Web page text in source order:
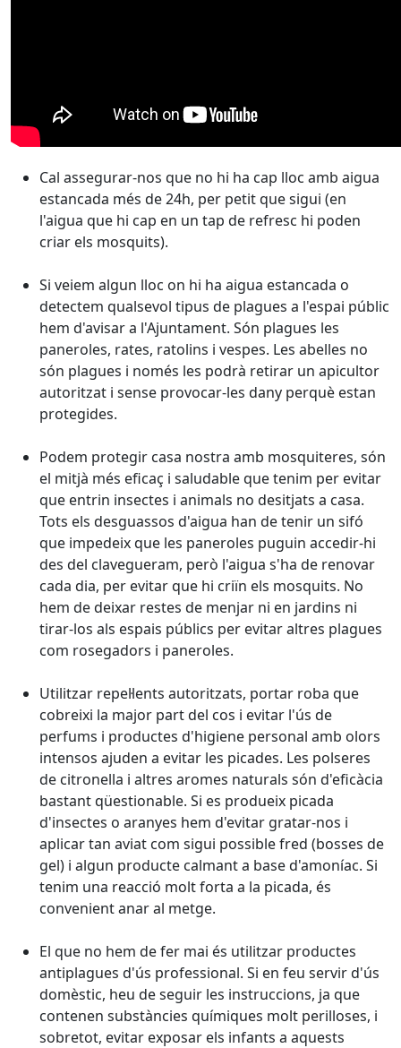
Cal assegurar-nos que no hi ha cap lloc amb aigua
estancada més de 24h, per petit que sigui (en
l'aigua que hi cap en un tap de refresc hi poden
criar els mosquits).
Si veiem algun lloc on hi ha aigua estancada o
detectem qualsevol tipus de plagues a l'espai públic
hem d'avisar a l'Ajuntament. Són plagues les
paneroles, rates, ratolins i vespes. Les abelles no
són plagues i només les podrà retirar un apicultor
autoritzat i sense provocar-les dany perquè estan
protegides.
Podem protegir casa nostra amb mosquiteres, són
el mitjà més eficaç i saludable que tenim per evitar
que entrin insectes i animals no desitjats a casa.
Tots els desguassos d'aigua han de tenir un sifó
que impedeix que les paneroles puguin accedir-hi
des del clavegueram, però l'aigua s'ha de renovar
cada dia, per evitar que hi criïn els mosquits. No
hem de deixar restes de menjar ni en jardins ni
tirar-los als espais públics per evitar altres plagues
com rosegadors i paneroles.
Utilitzar repel·lents autoritzats, portar roba que
cobreixi la major part del cos i evitar l'ús de
perfums i productes d'higiene personal amb olors
intensos ajuden a evitar les picades. Les polseres
de citronella i altres aromes naturals són d'eficàcia
bastant qüestionable. Si es produeix picada
d'insectes o aranyes hem d'evitar gratar-nos i
aplicar tan aviat com sigui possible fred (bosses de
gel) i algun producte calmant a base d'amoníac. Si
tenim una reacció molt forta a la picada, és
convenient anar al metge.
El que no hem de fer mai és utilitzar productes
antiplagues d'ús professional. Si en feu servir d'ús
domèstic, heu de seguir les instruccions, ja que
contenen substàncies químiques molt perilloses, i
sobretot, evitar exposar els infants a aquests